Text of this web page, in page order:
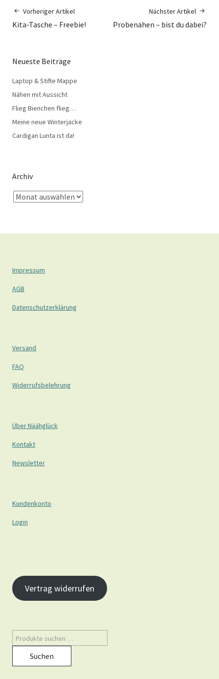
Vorheriger Artikel
Kita-Tasche – Freebie!
Nächster Artikel
Probenähen – bist du dabei?
Neueste Beiträge
Laptop & Stifte Mappe
Nähen mit Aussicht
Flieg Bienchen flieg…
Meine neue Winterjacke
Cardigan Lunta ist da!
Archiv
Impressum
AGB
Datenschutzerklärung
Versand
FAQ
Widerrufsbelehrung
Über Näähglück
Kontakt
Newsletter
Kundenkonto
Login
Vertrag widerrufen
Suchen